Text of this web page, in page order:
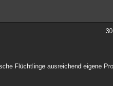
Flüchtlinge ausreichend eigene